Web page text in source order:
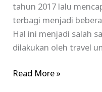
tahun 2017 lalu
terbagi menjadi
Hal ini menjadi salah
dilakukan oleh travel
Read More »